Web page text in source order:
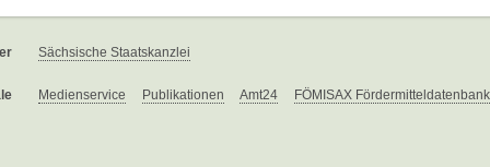
Sächsische Staatskanzlei
Medienservice Publikationen Amt24 FÖMISAX Fördermitteldatenbank